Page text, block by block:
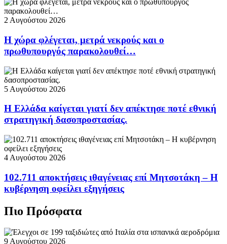
2 Αυγούστου 2026
Η χώρα φλέγεται, μετρά νεκρούς και ο
πρωθυπουργός παρακολουθεί…
5 Αυγούστου 2026
Η Ελλάδα καίγεται γιατί δεν απέκτησε ποτέ εθνική
στρατηγική δασοπροστασίας.
4 Αυγούστου 2026
102.711 αποκτήσεις ιθαγένειας επί Μητσοτάκη – Η
κυβέρνηση οφείλει εξηγήσεις
Πιο Πρόσφατα
9 Αυγούστου 2026